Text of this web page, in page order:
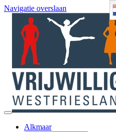
Navigatie overslaan
Alkmaar